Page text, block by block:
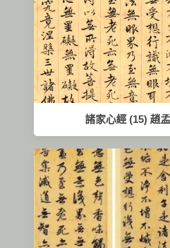
諸家心經 (15) 趙